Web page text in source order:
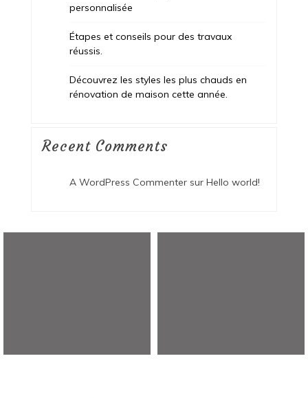
personnalisée
Étapes et conseils pour des travaux
réussis.
Découvrez les styles les plus chauds en
rénovation de maison cette année.
Recent Comments
A WordPress Commentersur Hello world!